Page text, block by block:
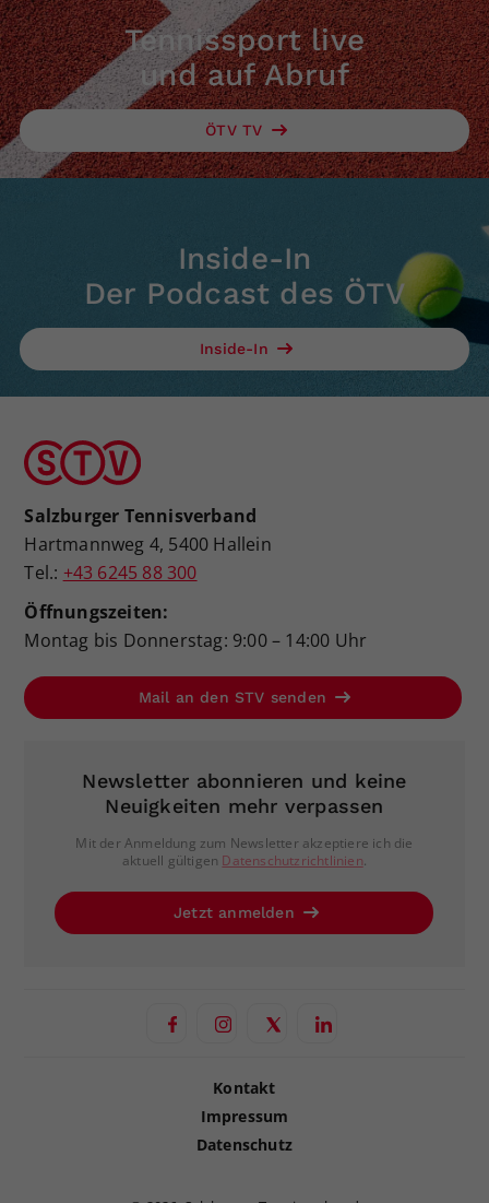
Tennissport live
und auf Abruf
ÖTV TV
Inside-In
Der Podcast des ÖTV
Inside-In
Salzburger Tennisverband
Hartmannweg 4, 5400 Hallein
Tel.: +43 6245 88 300
Öffnungszeiten:
Montag bis Donnerstag: 9:00 – 14:00 Uhr
Mail an den STV senden
Newsletter abonnieren und keine
Neuigkeiten mehr verpassen
Mit der Anmeldung zum Newsletter akzeptiere ich die
aktuell gültigen Datenschutzrichtlinien.
Jetzt anmelden
Kontakt
Impressum
Datenschutz